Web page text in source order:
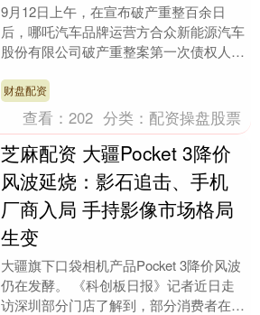
9月12日上午，在宣布破产重整百余日
后，哪吒汽车品牌运营方合众新能源汽车
股份有限公司破产重整案第一次债权人会
记者从线上参会人....
财盘配资
查看：202 分类： 配资操盘股票
芝麻配资 大疆Pocket 3降价
风波延烧：影石追击、手机
厂商入局 手持影像市场格局
生变
大疆旗下口袋相机产品Pocket 3降价风波
仍在发酵。 《科创板日报》记者近日走
访深圳部分门店了解到，部分消费者在